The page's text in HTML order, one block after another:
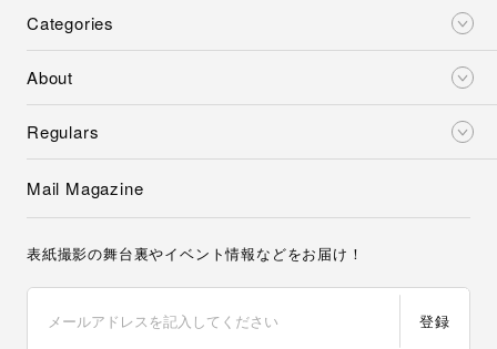
Categories
About
Regulars
Mail Magazine
表紙撮影の舞台裏やイベント情報などをお届け！
登録